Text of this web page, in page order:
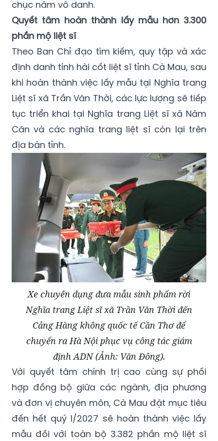
chục năm vô danh.
Quyết tâm hoàn thành lấy mẫu hơn 3.300
phần mộ liệt sĩ
Theo Ban Chỉ đạo tìm kiếm, quy tập và xác
định danh tính hài cốt liệt sĩ tỉnh Cà Mau, sau
khi hoàn thành việc lấy mẫu tại Nghĩa trang
Liệt sĩ xã Trần Văn Thời, các lực lượng sẽ tiếp
tục triển khai tại Nghĩa trang Liệt sĩ xã Năm
Căn và các nghĩa trang liệt sĩ còn lại trên
địa bàn tỉnh.
Xe chuyên dụng đưa mẫu sinh phẩm rời
Nghĩa trang Liệt sĩ xã Trần Văn Thời đến
Cảng Hàng không quốc tế Cần Thơ để
chuyển ra Hà Nội phục vụ công tác giám
định ADN (Ảnh: Văn Đông).
Với quyết tâm chính trị cao cùng sự phối
hợp đồng bộ giữa các ngành, địa phương
và đơn vị chuyên môn, Cà Mau đặt mục tiêu
đến hết quý I/2027 sẽ hoàn thành việc lấy
mẫu đối với toàn bộ 3.382 phần mộ liệt sĩ